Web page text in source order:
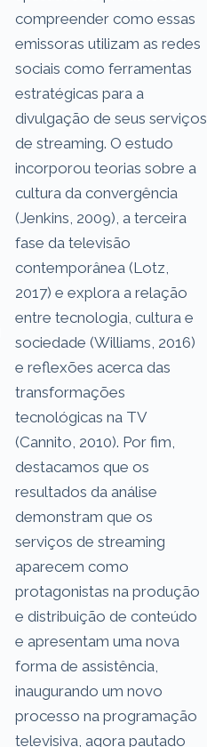
compreender como essas
emissoras utilizam as redes
sociais como ferramentas
estratégicas para a
divulgação de seus serviços
de streaming. O estudo
incorporou teorias sobre a
cultura da convergência
(Jenkins, 2009), a terceira
fase da televisão
contemporânea (Lotz,
2017) e explora a relação
entre tecnologia, cultura e
sociedade (Williams, 2016)
e reflexões acerca das
transformações
tecnológicas na TV
(Cannito, 2010). Por fim,
destacamos que os
resultados da análise
demonstram que os
serviços de streaming
aparecem como
protagonistas na produção
e distribuição de conteúdo
e apresentam uma nova
forma de assistência,
inaugurando um novo
processo na programação
televisiva, agora pautado